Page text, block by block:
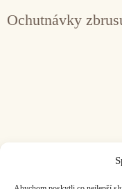
Ochutnávky
ČASOPIS O JINÉ